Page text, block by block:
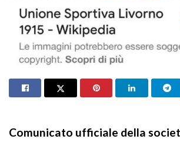
Comunicato ufficiale della